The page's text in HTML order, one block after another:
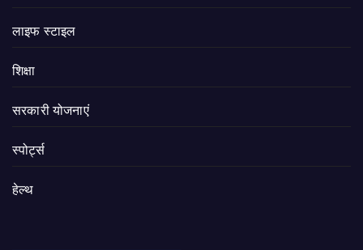
लाइफ स्टाइल
शिक्षा
सरकारी योजनाएं
स्पोर्ट्स
हेल्थ